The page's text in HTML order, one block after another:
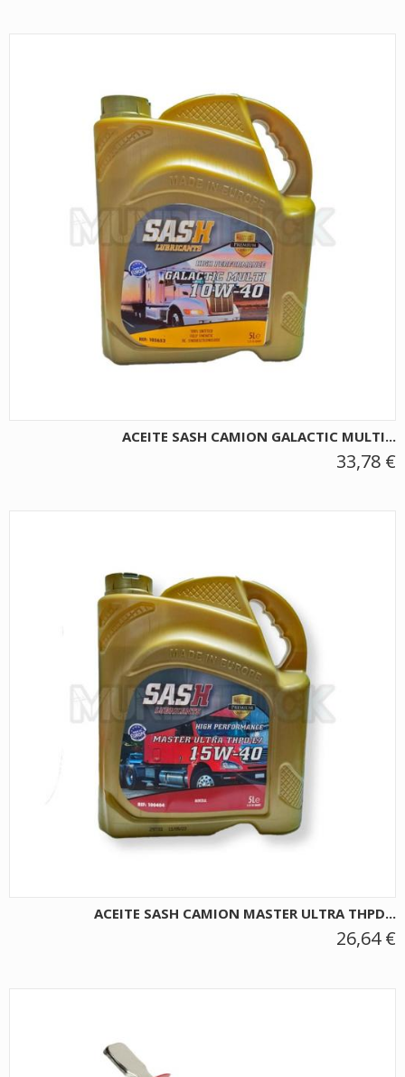
ACEITE SASH CAMION GALACTIC MULTI...
33,78 €
ACEITE SASH CAMION MASTER ULTRA THPD...
26,64 €